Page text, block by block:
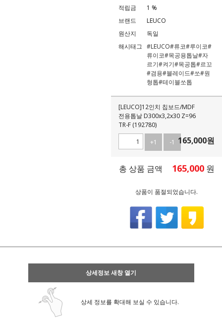
적립금
1 %
브랜드
LEUCO
원산지
독일
해시태그 #LEUCO#류코#루이코#
류이코#목공용톱날#자
르기#켜기#목공톱#르꼬
#겸용#블레이드#쏘#원
형톱#테이블쏘톱
[LEUCO]12인치 칩보드/MDF
전용톱날 D300x3,2x30 Z=96
TR-F (192780)
+1 -1 165,000원
총 상품 금액 165,000 원
상품이 품절되었습니다.
상세정보 새창 열기
상세 정보를 확대해 보실 수 있습니다.